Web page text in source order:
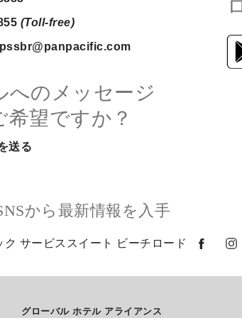
(Toll-free)
@panpacific.com
へのメッセージ
希望ですか？
送る
から最新情報を入手
ク サービススイート ビーチロード
グローバル ホテル アライアンス